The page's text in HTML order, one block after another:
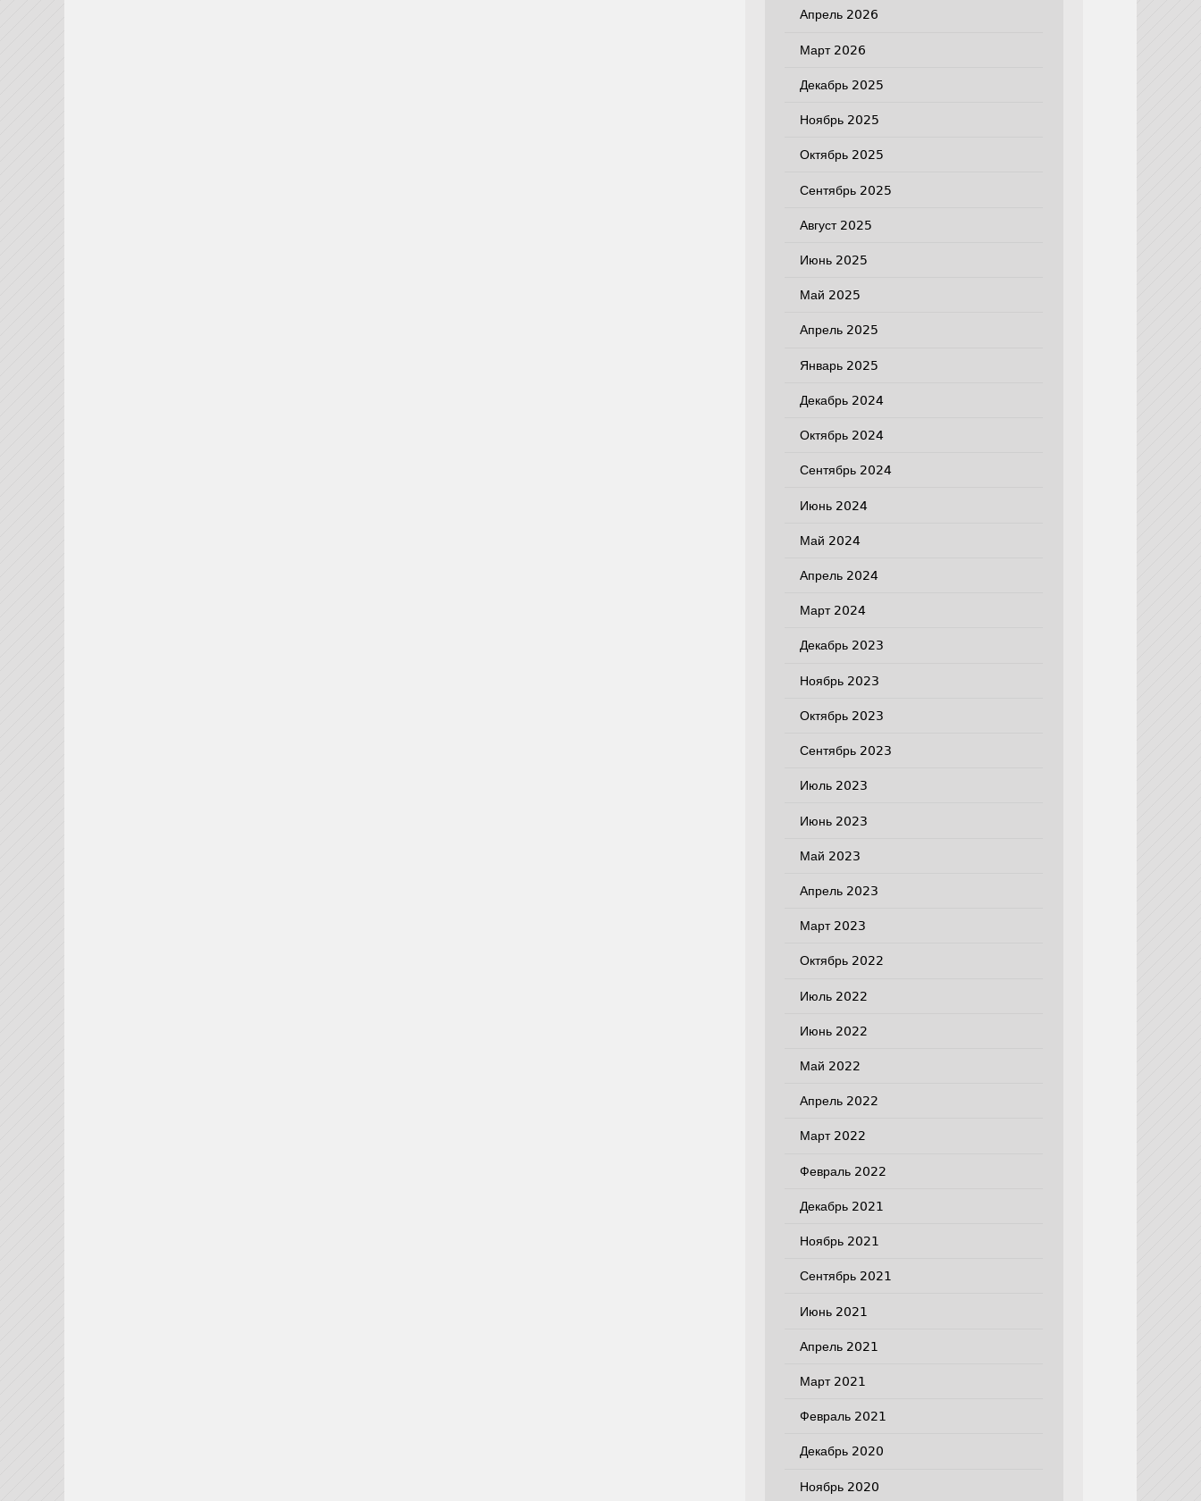
Апрель 2026
Март 2026
Декабрь 2025
Ноябрь 2025
Октябрь 2025
Сентябрь 2025
Август 2025
Июнь 2025
Май 2025
Апрель 2025
Январь 2025
Декабрь 2024
Октябрь 2024
Сентябрь 2024
Июнь 2024
Май 2024
Апрель 2024
Март 2024
Декабрь 2023
Ноябрь 2023
Октябрь 2023
Сентябрь 2023
Июль 2023
Июнь 2023
Май 2023
Апрель 2023
Март 2023
Октябрь 2022
Июль 2022
Июнь 2022
Май 2022
Апрель 2022
Март 2022
Февраль 2022
Декабрь 2021
Ноябрь 2021
Сентябрь 2021
Июнь 2021
Апрель 2021
Март 2021
Февраль 2021
Декабрь 2020
Ноябрь 2020